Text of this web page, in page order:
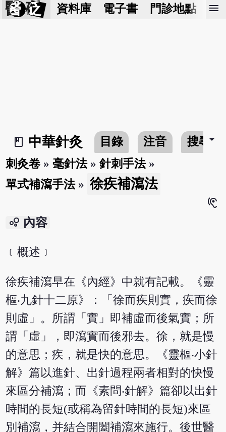
醫 砭 資料庫 電子書 門診地點 預
menu
book_2
中華針灸 目錄 注音 搜尋arrow_drop_down
刺灸卷 »毫針法»針刺手法»
單式補瀉手法» 徐疾補瀉法
hearing
bubble_chart 內容
﹝概述﹞
徐疾補瀉早在《內經》中就有記載。《靈
樞‧九針十二原》：「徐而疾則實，疾而徐
則虛」。所謂「實」即補虛而後氣實；所
謂「虛」，即瀉實而後邪去。徐，就是慢
的意思；疾，就是快的意思。《靈樞‧小針
解》篇以進針、出針過程兩者相對的快慢
來區分補瀉；而《素問‧針解》篇卻以出針
時間的長短(或稱為留針時間的長短)來區
別補瀉，并結合開闔補瀉來施行。後世醫